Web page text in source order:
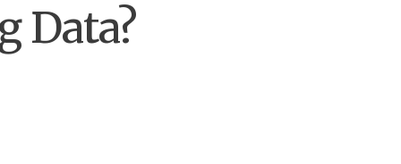
Data?